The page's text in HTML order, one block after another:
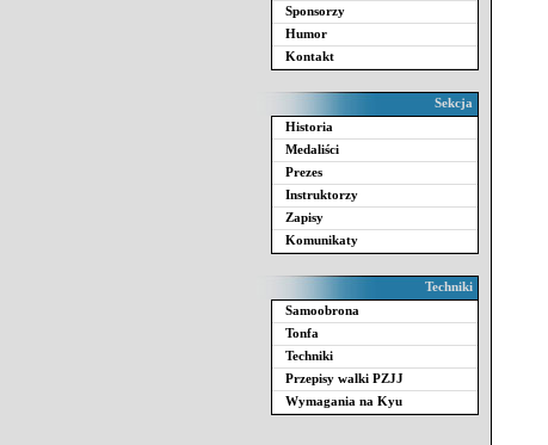
Sponsorzy
Humor
Kontakt
Sekcja
Historia
Medaliści
Prezes
Instruktorzy
Zapisy
Komunikaty
Techniki
Samoobrona
Tonfa
Techniki
Przepisy walki PZJJ
Wymagania na Kyu